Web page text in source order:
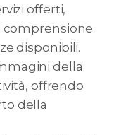
offerti,
comprensione
disponibili.
della
offrendo
della